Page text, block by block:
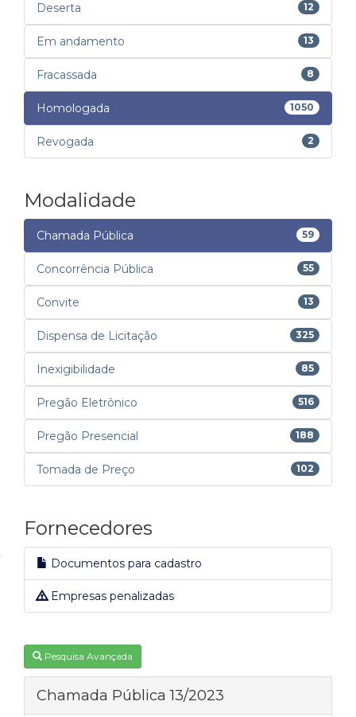
Deserta 12
Em andamento 13
Fracassada 8
Homologada 1050
Revogada 2
Modalidade
Chamada Pública 59
Concorrência Pública 55
Convite 13
Dispensa de Licitação 325
Inexigibilidade 85
Pregão Eletrônico 516
Pregão Presencial 188
Tomada de Preço 102
Fornecedores
Documentos para cadastro
Empresas penalizadas
Pesquisa Avançada
Chamada Pública 13/2023